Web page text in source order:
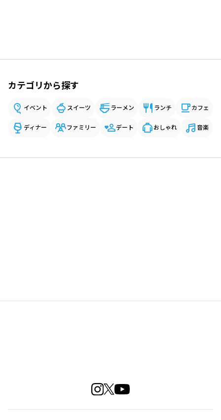
カテゴリから探す
イベント スイーツ ラーメン ランチ カフェ
ディナー ファミリー デート おしゃれ 音楽